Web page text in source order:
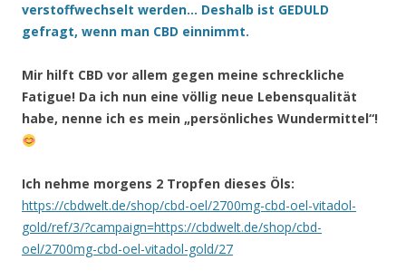
verstoffwechselt werden… Deshalb ist GEDULD
gefragt, wenn man CBD einnimmt.
Mir hilft CBD vor allem gegen meine schreckliche
Fatigue! Da ich nun eine völlig neue Lebensqualität
habe, nenne ich es mein „persönliches Wundermittel“!
Ich nehme morgens 2 Tropfen dieses Öls:
https://cbdwelt.de/shop/cbd-oel/2700mg-cbd-oel-vitadol-
gold/ref/3/?campaign=https://cbdwelt.de/shop/cbd-
oel/2700mg-cbd-oel-vitadol-gold/27